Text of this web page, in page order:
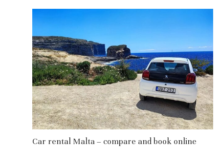
Car rental Malta – compare and book online